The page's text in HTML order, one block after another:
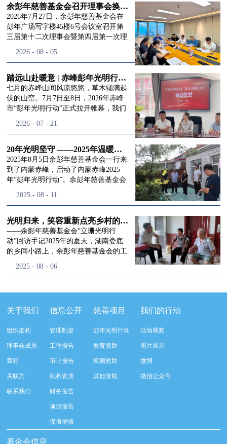
余彭年慈善基金会召开理事会换届会议
2026年7月27日，余彭年慈善基金会在
彭年广场写字楼45楼6号会议室召开第
三届第十二次理事会暨第四届第一次理
徐滨先生；副理事长兼秘书长彭志兵先
生、李玲辉先生、郭启兴先生及梅鑫先
生，现场列席人员:监事孙海跃先生，联
合党支部书记曾层同志。本次会议由理
事长徐滨主持，会议出席人数超过理事
换届会议严格按照基金会章程规定流程
同回顾了基金会过往任期内在助学兴
教、医疗救助、公益事业普惠等多个领
域深耕耕耘的公益历程，充分肯定了第
三届理事会全体成员多年来接续付出的
民、济世利人"的慈善理念所做出的突
流程，完成了新一届治理层的选举任
命，全新的第四届理事会正式组建完
成：选举彭志兵、徐滨、彭新英、李
栋、李玲辉、郭启兴、梅鑫为余彭年慈
余彭年慈善基金会第四届理事会监事。
徐滨先生当选余彭年慈善基金会第四届
先生依次为新一任理事长徐滨先生及秘
新起点上，基金会将始终坚守创立初
心，继续沿着余彭年先生的慈善足迹稳
步前行：一方面将持续巩固已有的品牌
公益项目优势，把帮扶资源更精准地向
索适配新时代公益环境的创新路径，联
动更多社会爱心力量，搭建更透明、更
阔的角落，用实际行动践行"取之于社
会、用之于社会"的公益承诺。未来，
余彭年慈善基金会将在新一届理事会的
带领下，以更饱满的热忱投身公益慈善
2026 - 08 - 05
踏远山赴暖意 | 赤峰彭年光明行动启程，入户回访接住乡亲眼底的光亮
七月的赤峰山间风凉悠悠，草木铺满起
伏的山峦。7月7日至8日，2026年赤峰
市“彭年光明行动”正式拉开帷幕，我们
土地，赴一场延续了二十一年的光明之
残联唐婷婷理事长到场参与本次启动活
动，由衷肯定了基金会坚持二十一年深
耕光明帮扶的坚守，也向长久奔走推进
项目的我们表达了谢意。二十一年时光
市与县域，一趟趟奔赴偏远地区，只为
景，这份认可，也让我们更加笃定前行
的脚步。启动仪式落幕之后，我们没有
即刻返程，联合赤峰市残联的工作人
员、专业医护队伍走入乡间小路，随机
小路弯弯曲曲，两边是繁茂的林木，我
家中。简朴的乡村民居陈设简单，老人
往日家中大大小小的农活，全都压在了
老伴一人肩上。此前季爷爷的左眼早已
彻底失明，卧床的日子里视野一片昏
暗，行动受限再加上双目近乎失明，老
人常常对往后的生活满心忧虑。得益于
去年项目开展的右眼手术，如今他的右
眼重获视力，平日里能够看清手机屏
幕，简单的日常起居也可以自己打理不
少。聊天的时候季爷爷语气满是庆
幸：“本来走路就不利索，要是双眼都
看不见，真的不敢设想往后的日子。现
2026 - 07 - 21
20年光明坚守 ——2025年温暖启程“彭年光明行动”内蒙赤峰
2025年8月5日余彭年慈善基金会一行来
到了内蒙赤峰，启动了内蒙赤峰2025
年“彭年光明行动”。余彭年慈善基金会
欣以及余彭年慈善基金会志愿者姜颖妍
峰市残联理事长孙德欣对我们“彭年光
明行动”给予了高度的肯定，他表示“彭
年光明行动”不仅仅是帮助白内障患者
恢复光明，最重要的是减轻了患者家庭
事业的生动体现。随后余彭年慈善基金
光明行动”在内蒙的点点滴滴，并希望
覆盖，加强术后随访与科普宣传，同时
仪式后余彭年慈善基金会一行实地探访
了项目实施的一线情况，详细了解了患
流程就诊环节。 探访结束后，我们一行
开始对参与项目的患者进行了随机的回
项目的患者进行了随机的回访。居住在
松山区三道井子村的王奶奶左眼一直视
检查治疗。村里的赵书记在走访过程中
2025 - 08 - 11
光明归来，笑容重新点亮乡村的角落
——余彭年慈善基金会“立珊光明行
动”回访手记2025年的夏天，湖南娄底
的乡间小路上，余彭年慈善基金会的工
着一份特别的牵挂，走进了一个个普通
曾经被白内障困扰的老人，在接受
发生了怎样的变化。“现在能看清菜苗
来到涟源市渡头塘乡洪家村。72岁的曾
爷爷正在自家菜地里忙碌。他曾是村里
见，另一只眼睛的视力也越来越差。以
前，他看不清鱼塘的水位，也分不清菜
术后，眼睛亮堂多了！”老人笑着说。
现在，他能清楚地看到鱼塘里鱼儿游动
杂草。尽管手部有残疾，但他在田埂上
2025 - 08 - 06
们的行
动
道>>
关于我们
组织架构
理事会成员
章程
关联方
联系我们
信息公开
管理制度
工作报告
审计报告
机构资质
财务报告
项目报告
保值增值
慈善项目
彭年光明行动
教育资助
疾病救助
其他资助
我们的行动
活动视频
图片展示
微博
微信公众号
基金会信息